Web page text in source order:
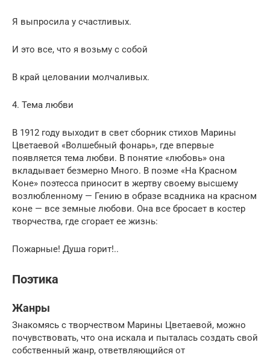
Я выпросила у счастливых.
И это все, что я возьму с собой
В край целовании молчаливых.
4. Тема любви
В 1912 году выходит в свет сборник стихов Марины
Цветаевой «Волшебный фонарь», где впервые
появляется тема любви. В понятие «любовь» она
вкладывает безмерно Много. В поэме «На Красном
Коне» поэтесса приносит в жертву своему высшему
возлюбленному — Гению в образе всадника на красном
коне — все земные любови. Она все бросает в костер
творчества, где сгорает ее жизнь:
Пожарные! Душа горит!..
Поэтика
Жанры
Знакомясь с творчеством Марины Цветаевой, можно
почувствовать, что она искала и пыталась создать свой
собственный жанр, ответвляющийся от